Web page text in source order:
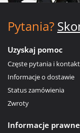
Pytania?
Uzyskaj pomoc
Częste pytania i kontakt
Informacje o dostawie
Status zamówienia
Zwroty
Informacje prawne